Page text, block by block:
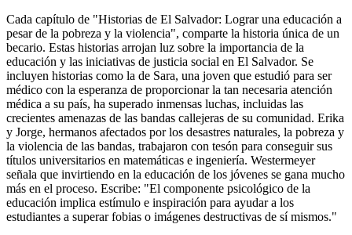
Cada capítulo de "Historias de El Salvador: Lograr una educación a
pesar de la pobreza y la violencia", comparte la historia única de un
becario. Estas historias arrojan luz sobre la importancia de la
educación y las iniciativas de justicia social en El Salvador. Se
incluyen historias como la de Sara, una joven que estudió para ser
médico con la esperanza de proporcionar la tan necesaria atención
médica a su país, ha superado inmensas luchas, incluidas las
crecientes amenazas de las bandas callejeras de su comunidad. Erika
y Jorge, hermanos afectados por los desastres naturales, la pobreza y
la violencia de las bandas, trabajaron con tesón para conseguir sus
títulos universitarios en matemáticas e ingeniería. Westermeyer
señala que invirtiendo en la educación de los jóvenes se gana mucho
más en el proceso. Escribe: "El componente psicológico de la
educación implica estímulo e inspiración para ayudar a los
estudiantes a superar fobias o imágenes destructivas de sí mismos."